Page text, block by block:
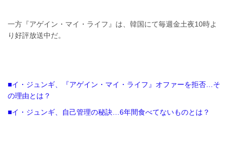
一方『アゲイン・マイ・ライフ』は、韓国にて毎週金土夜10時よ
り好評放送中だ。
■イ・ジュンギ、『アゲイン・マイ・ライフ』オファーを拒否…そ
の理由とは？
■イ・ジュンギ、自己管理の秘訣…6年間食べてないものとは？